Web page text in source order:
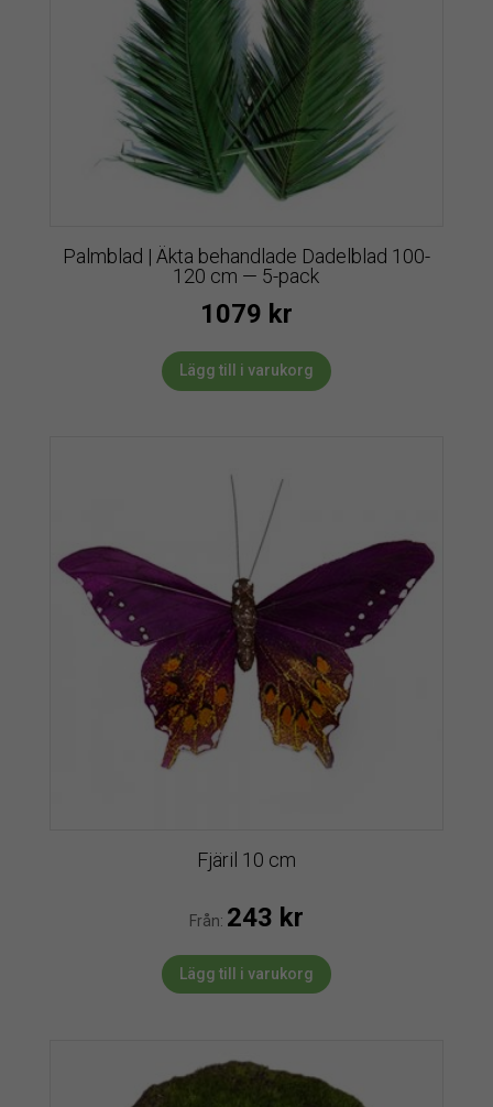
Palmblad | Äkta behandlade Dadelblad 100-
120 cm — 5-pack
1079 kr
Lägg till i varukorg
Fjäril 10 cm
Från: 243 kr
Lägg till i varukorg